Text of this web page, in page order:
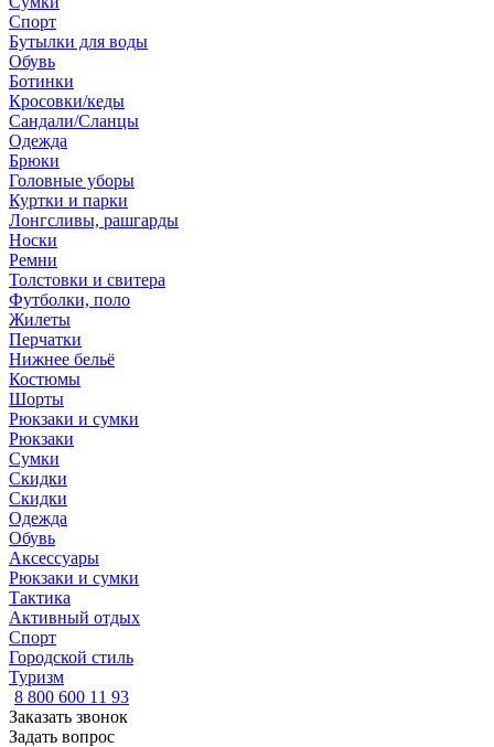
Спорт
Бутылки для воды
Обувь
Ботинки
Кросовки/кеды
Сандали/Сланцы
Одежда
Брюки
Головные уборы
Куртки и парки
Лонгсливы, рашгарды
Носки
Ремни
Толстовки и свитера
Футболки, поло
Жилеты
Перчатки
Нижнее бельё
Костюмы
Шорты
Рюкзаки и сумки
Рюкзаки
Сумки
Скидки
Скидки
Одежда
Обувь
Аксессуары
Рюкзаки и сумки
Тактика
Активный отдых
Спорт
Городской стиль
Туризм
8 800 600 11 93
Заказать звонок
Задать вопрос